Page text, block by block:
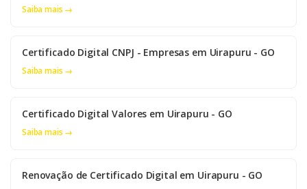
Saiba mais →
Certificado Digital CNPJ - Empresas em Uirapuru - GO
Saiba mais →
Certificado Digital Valores em Uirapuru - GO
Saiba mais →
Renovação de Certificado Digital em Uirapuru - GO